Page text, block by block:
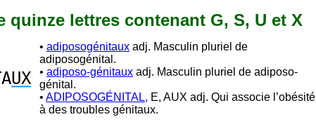
quinze lettres contenant G, S, U et X
UX
• adiposogénitaux adj. Masculin pluriel de
adiposogénital.
• adiposo-génitaux adj. Masculin pluriel de adiposo-
génital.
• ADIPOSOGÉNITAL, E, AUX adj. Qui associe l’obésité
à des troubles génitaux.